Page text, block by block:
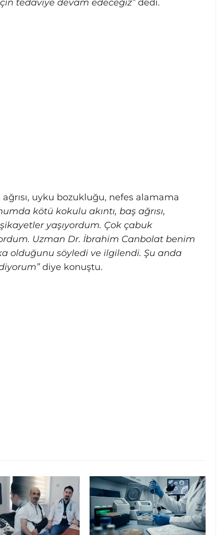
tedaviye devam edeceğiz”dedi.
uyku bozukluğu, nefes alamama
kötü kokulu akıntı, baş ağrısı,
yaşıyordum. Çok çabuk
Uzman Dr. İbrahim Canbolat benim
olduğunu söyledi ve ilgilendi. Şu anda
diye konuştu.